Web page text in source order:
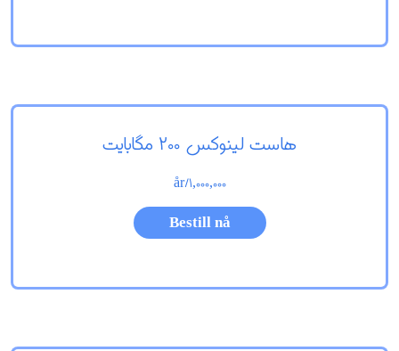
هاست لینوکس 200 مگابایت
1,000,000
/år
Bestill nå